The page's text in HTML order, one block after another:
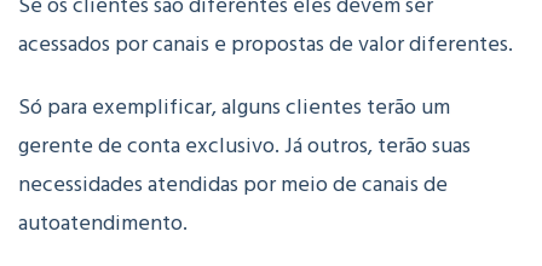
acessados por canais e propostas de valor diferentes.
Só para exemplificar, alguns clientes terão um
gerente de conta exclusivo. Já outros, terão suas
necessidades atendidas por meio de canais de
autoatendimento.